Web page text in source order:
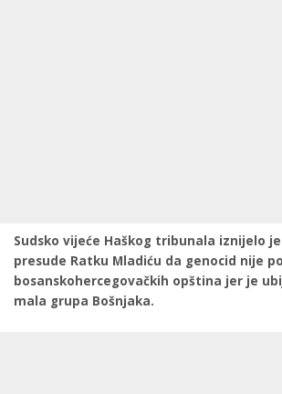
Sudsko vijeće Haškog tribunala iznijelo
presude Ratku Mladiću da genocid nije
bosanskohercegovačkih opština jer je
mala grupa Bošnjaka.